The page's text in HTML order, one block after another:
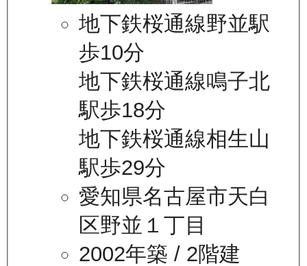
地下鉄桜通線野並駅
歩10分
地下鉄桜通線鳴子北
駅歩18分
地下鉄桜通線相生山
駅歩29分
愛知県名古屋市天白
区野並１丁目
2002年築 / 2階建